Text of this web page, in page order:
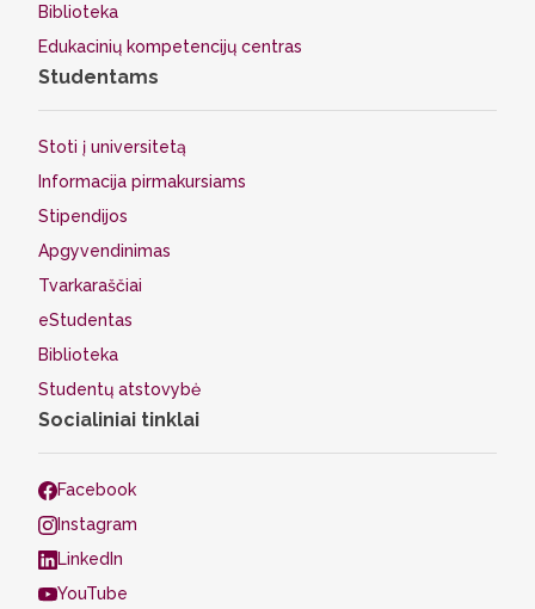
Biblioteka
Edukacinių kompetencijų centras
Studentams
Stoti į universitetą
Informacija pirmakursiams
Stipendijos
Apgyvendinimas
Tvarkaraščiai
eStudentas
Biblioteka
Studentų atstovybė
Socialiniai tinklai
Facebook
Instagram
LinkedIn
YouTube